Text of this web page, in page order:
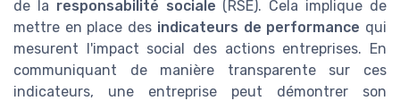
de la responsabilité sociale (RSE). Cela implique de
mettre en place des indicateurs de performance qui
mesurent l'impact social des actions entreprises. En
communiquant de manière transparente sur ces
indicateurs, une entreprise peut démontrer son